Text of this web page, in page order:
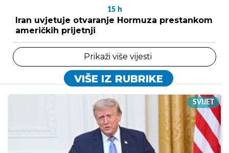
15 h
Iran uvjetuje otvaranje Hormuza prestankom
američkih prijetnji
Prikaži više vijesti
VIŠE IZ RUBRIKE
SVIJET